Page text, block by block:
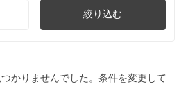
絞り込む
かりませんでした。条件を変更して